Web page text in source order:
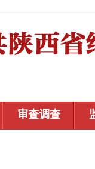
审查调查